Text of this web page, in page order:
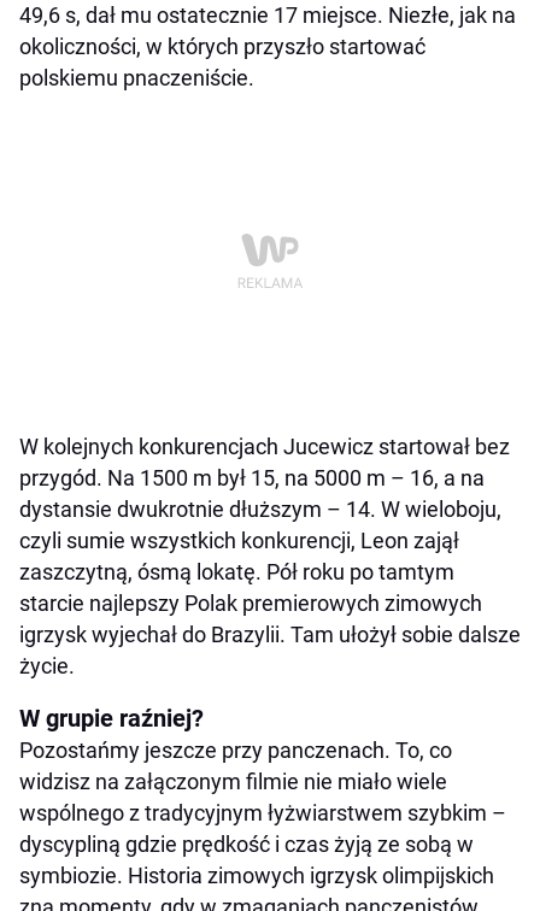
49,6 s, dał mu ostatecznie 17 miejsce. Niezłe, jak na
okoliczności, w których przyszło startować
polskiemu pnaczeniście.
W kolejnych konkurencjach Jucewicz startował bez
przygód. Na 1500 m był 15, na 5000 m – 16, a na
dystansie dwukrotnie dłuższym – 14. W wieloboju,
czyli sumie wszystkich konkurencji, Leon zajął
zaszczytną, ósmą lokatę. Pół roku po tamtym
starcie najlepszy Polak premierowych zimowych
igrzysk wyjechał do Brazylii. Tam ułożył sobie dalsze
życie.
W grupie raźniej?
Pozostańmy jeszcze przy panczenach. To, co
widzisz na załączonym filmie nie miało wiele
wspólnego z tradycyjnym łyżwiarstwem szybkim –
dyscypliną gdzie prędkość i czas żyją ze sobą w
symbiozie. Historia zimowych igrzysk olimpijskich